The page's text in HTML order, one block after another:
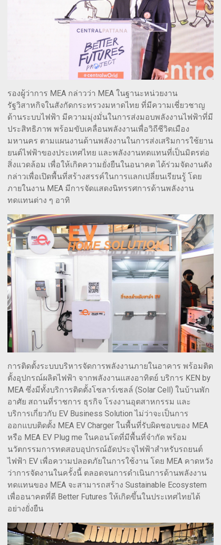
รองผู้ว่าการ MEA กล่าวว่า MEA ในฐานะหน่วยงาน
รัฐวิสาหกิจในสังกัดกระทรวงมหาดไทย ที่มีความเชี่ยวชาญ
ด้านระบบไฟฟ้า มีความมุ่งมั่นในการส่งมอบพลังงานไฟฟ้าที่มี
ประสิทธิภาพ พร้อมขับเคลื่อนพลังงานเพื่อวิถีชีวิตเมือง
มหานคร ตามแผนงานด้านพลังงานในการส่งเสริมการใช้ยาน
ยนต์ไฟฟ้าของประเทศไทย และพลังงานทดแทนที่เป็นมิตรต่อ
สิ่งแวดล้อม เพื่อให้เกิดความยั่งยืนในอนาคต ได้ร่วมจัดงานดัง
กล่าวเพื่อเปิดพื้นที่สร้างสรรค์ในการแลกเปลี่ยนเรียนรู้ โดย
ภายในงาน MEA มีการจัดแสดงนิทรรศการด้านพลังงาน
ทดแทนต่าง ๆ อาทิ
การติดตั้งระบบบริหารจัดการพลังงานภายในอาคาร พร้อมติด
ตั้งอุปกรณ์ผลิตไฟฟ้า จากพลังงานแสงอาทิตย์ บริการ KEN by
MEA ซึ่งมีทั้งบริการติดตั้งโซลาร์เซลล์ (Solar Cell) ในบ้านพัก
อาศัย สถานที่ราชการ ธุรกิจ โรงงานอุตสาหกรรม และ
บริการเกี่ยวกับ EV Business Solution ไม่ว่าจะเป็นการ
ออกแบบติดตั้ง MEA EV Charger ในพื้นที่รับผิดชอบของ MEA
หรือ MEA EV Plug me ในคอนโดที่มีพื้นที่จำกัด พร้อม
นวัตกรรมการทดสอบอุปกรณ์อัดประจุไฟฟ้าสำหรับรถยนต์
ไฟฟ้า EV เพื่อความปลอดภัยในการใช้งาน โดย MEA คาดหวัง
ว่าการจัดงานในครั้งนี้ ตลอดจนการดำเนินการด้านพลังงาน
ทดแทนของ MEA จะสามารถสร้าง Sustainable Ecosystem
เพื่ออนาคตที่ดี Better Futures ให้เกิดขึ้นในประเทศไทยได้
อย่างยั่งยืน